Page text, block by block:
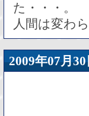
た・・・。
人間は変わ
2009年07